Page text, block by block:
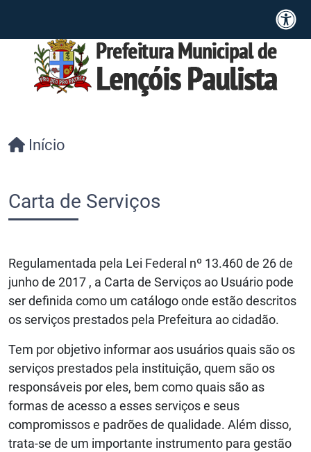
Início
Carta de Serviços
Regulamentada pela Lei Federal nº 13.460 de 26 de
junho de 2017 , a Carta de Serviços ao Usuário pode
ser definida como um catálogo onde estão descritos
os serviços prestados pela Prefeitura ao cidadão.
Tem por objetivo informar aos usuários quais são os
serviços prestados pela instituição, quem são os
responsáveis por eles, bem como quais são as
formas de acesso a esses serviços e seus
compromissos e padrões de qualidade. Além disso,
trata-se de um importante instrumento para gestão